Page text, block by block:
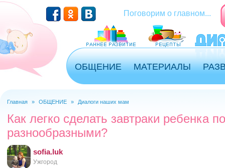
Перейти к основному содержанию
Поговорим о главном...
ОБЩЕНИЕ МАТЕРИАЛЫ
Главная » ОБЩЕНИЕ » Диалоги наших мам
Как легко сделать завтраки ребенка
разнообразными?
sofia.luk
Ужгород